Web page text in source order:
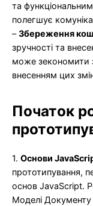
та
полегшує
–Збереження
зручності та
може зекономити
внесенням цих
Початок
1. Основи
прототипування,
основ JavaScript.
Моделі